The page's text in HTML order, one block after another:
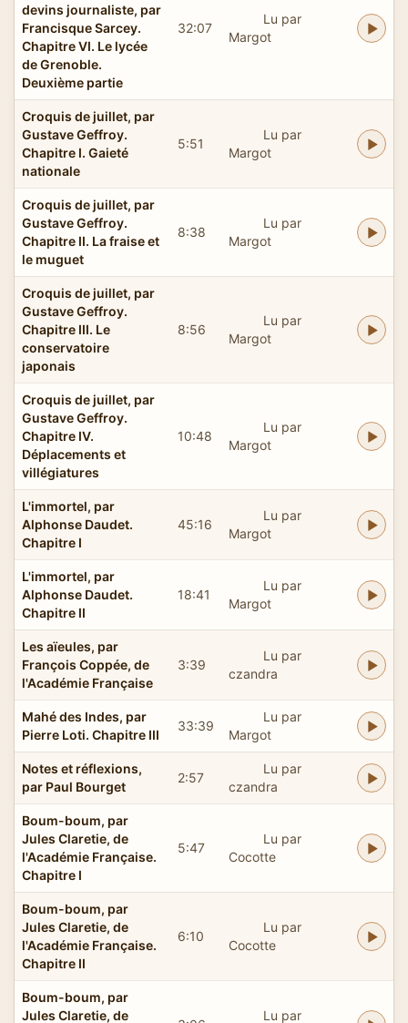
devins journaliste, par
Francisque Sarcey.
Chapitre VI. Le lycée
de Grenoble.
Deuxième partie
32:07
Lu par
Margot
Croquis de juillet, par
Gustave Geffroy.
Chapitre I. Gaieté
nationale
5:51
Lu par
Margot
Croquis de juillet, par
Gustave Geffroy.
Chapitre II. La fraise et
le muguet
8:38
Lu par
Margot
Croquis de juillet, par
Gustave Geffroy.
Chapitre III. Le
conservatoire
japonais
8:56
Lu par
Margot
Croquis de juillet, par
Gustave Geffroy.
Chapitre IV.
Déplacements et
villégiatures
10:48
Lu par
Margot
L'immortel, par
Alphonse Daudet.
Chapitre I
45:16
Lu par
Margot
L'immortel, par
Alphonse Daudet.
Chapitre II
18:41
Lu par
Margot
Les aïeules, par
François Coppée, de
l'Académie Française
3:39
Lu par
czandra
Mahé des Indes, par
Pierre Loti. Chapitre III
33:39
Lu par
Margot
Notes et réflexions,
par Paul Bourget
2:57
Lu par
czandra
Boum-boum, par
Jules Claretie, de
l'Académie Française.
Chapitre I
5:47
Lu par
Cocotte
Boum-boum, par
Jules Claretie, de
l'Académie Française.
Chapitre II
6:10
Lu par
Cocotte
Boum-boum, par
Jules Claretie, de
Lu par